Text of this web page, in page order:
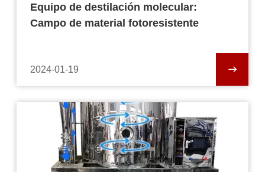
Equipo de destilación molecular:
Campo de material fotoresistente
2024-01-19